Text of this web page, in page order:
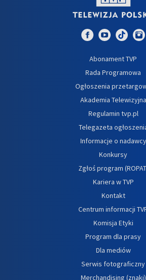
Abonament TVP
Rada Programowa
Ogłoszenia
Akademia Telewizyjna
Regulamin tvp.pl
Telegazeta
Informacje o nadawcy
Konkursy
Zgłoś program
Kariera w TVP
Kontakt
Centrum informacji
Komisja Etyki
Program dla prasy
Dla mediów
Serwis fotograficzny
Merchandising (znaki)